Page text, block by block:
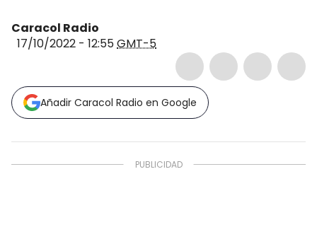
Caracol Radio
17/10/2022 - 12:55GMT-5
Añadir Caracol Radio en Google